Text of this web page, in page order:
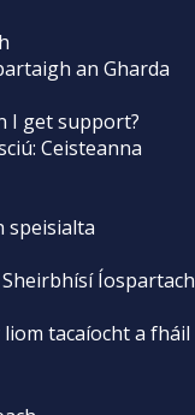
an Gharda
I get support?
Ceisteanna
speisialta
Íospartach
tacaíocht a fháil